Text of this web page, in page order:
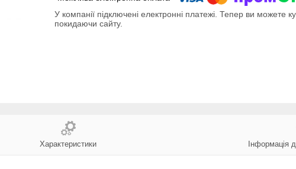
У компанії підключені електронні платежі. Тепер ви можете
покидаючи сайту.
Характеристики Інформація